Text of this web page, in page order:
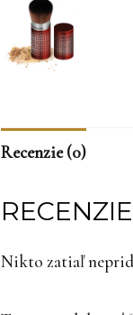
Recenzie (0)
RECENZIE
Nikto zatiaľ